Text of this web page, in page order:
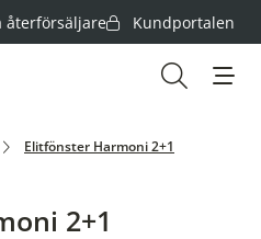
återförsäljare Kundportalen
Elitfönster Harmoni 2+1
2+1